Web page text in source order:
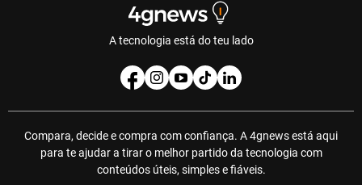
A tecnologia está do teu lado
Compara, decide e compra com confiança. A 4gnews está aqui
para te ajudar a tirar o melhor partido da tecnologia com
conteúdos úteis, simples e fiáveis.